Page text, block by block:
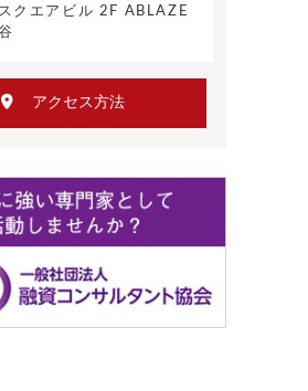
クエアビル 2F ABLAZE
アクセス方法